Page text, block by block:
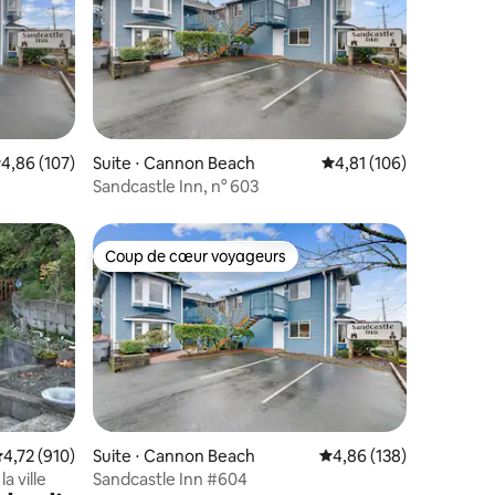
: 4,73 sur 5
moyenne sur la base de 107 commentaires : 4,86 sur 5
4,86 (107)
Suite ⋅ Cannon Beach Évaluation moyenne
4,81 (106)
Sandcastle Inn, n° 603
: 4,88 sur 5
moyenne sur la base de 910 commentaires : 4,72 sur 5
4,72 (910)
ville
Coup de cœur voyageurs
Coup de cœur voyageurs
Suite ⋅ Cannon Beach Évaluation moyenne
4,86 (138)
Sandcastle Inn #604